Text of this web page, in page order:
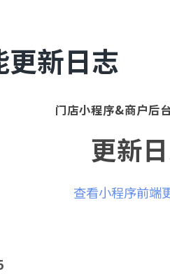
更新日志
门店小程序&商户后
更新
查看小程序前端